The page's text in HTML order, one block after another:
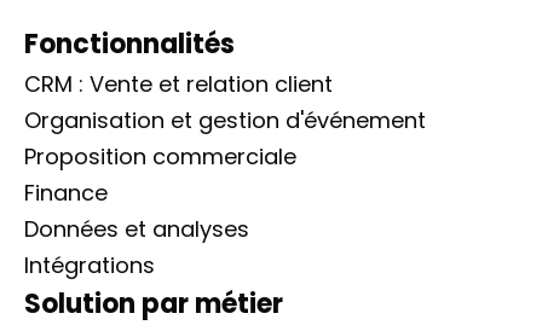
Fonctionnalités
CRM : Vente et relation client
Organisation et gestion d'événement
Proposition commerciale
Finance
Données et analyses
Intégrations
Solution par métier